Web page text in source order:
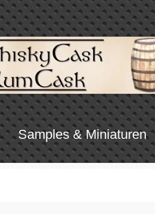
Samples & Miniaturen